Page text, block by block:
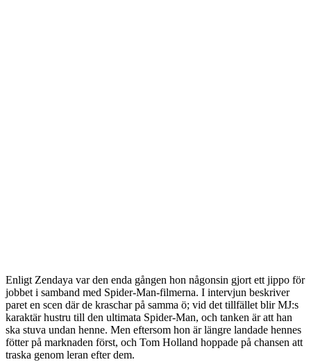
Enligt Zendaya var den enda gången hon någonsin gjort ett jippo för
jobbet i samband med Spider-Man-filmerna. I intervjun beskriver
paret en scen där de kraschar på samma ö; vid det tillfället blir MJ:s
karaktär hustru till den ultimata Spider-Man, och tanken är att han
ska stuva undan henne. Men eftersom hon är längre landade hennes
fötter på marknaden först, och Tom Holland hoppade på chansen att
traska genom leran efter dem.